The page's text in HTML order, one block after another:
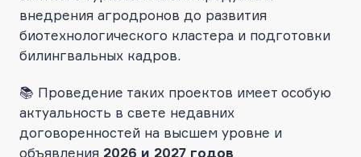
внедрения агродронов до развития
биотехнологического кластера и подготовки
билингвальных кадров.
📚 Проведение таких проектов имеет особую
актуальность в свете недавних
договоренностей на высшем уровне и
объявления 2026 и 2027 годов